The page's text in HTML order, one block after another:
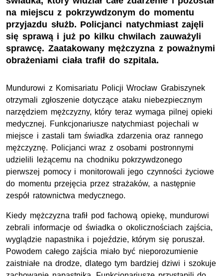
na miejscu z pokrzywdzonym do momentu
przyjazdu służb. Policjanci natychmiast zajęli
się sprawą i już po kilku chwilach zauważyli
sprawcę. Zaatakowany mężczyzna z poważnymi
obrażeniami ciała trafił do szpitala.
Mundurowi z Komisariatu Policji Wrocław Grabiszynek
otrzymali zgłoszenie dotyczące ataku niebezpiecznym
narzędziem mężczyzny, który teraz wymaga pilnej opieki
medycznej. Funkcjonariusze natychmiast pojechali w
miejsce i zastali tam świadka zdarzenia oraz rannego
mężczyznę. Policjanci wraz z osobami postronnymi
udzielili leżącemu na chodniku pokrzywdzonego
pierwszej pomocy i monitorowali jego czynności życiowe
do momentu przejęcia przez strażaków, a następnie
zespół ratownictwa medycznego.
Kiedy mężczyzna trafił pod fachową opiekę, mundurowi
zebrali informacje od świadka o okolicznościach zajścia,
wyglądzie napastnika i pojeździe, którym się poruszał.
Powodem całego zajścia miało być nieporozumienie
zaistniałe na drodze, dlatego tym bardziej dziwi i szokuje